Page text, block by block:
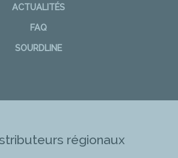
ACTUALITÉS
FAQ
SOURDLINE
régionaux